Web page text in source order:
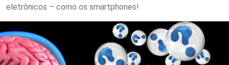
eletrônicos – como os smartphones!